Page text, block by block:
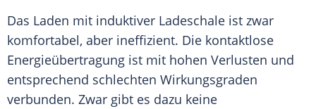
Das Laden mit induktiver Ladeschale ist zwar
komfortabel, aber ineffizient. Die kontaktlose
Energieübertragung ist mit hohen Verlusten und
entsprechend schlechten Wirkungsgraden
verbunden. Zwar gibt es dazu keine